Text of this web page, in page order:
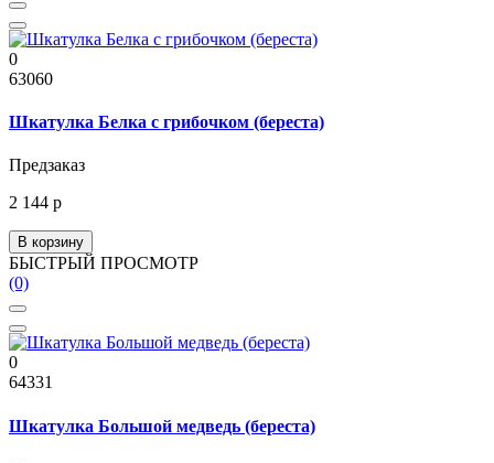
0
63060
Шкатулка Белка с грибочком (береста)
Предзаказ
2 144 р
В корзину
БЫСТРЫЙ ПРОСМОТР
(0)
0
64331
Шкатулка Большой медведь (береста)